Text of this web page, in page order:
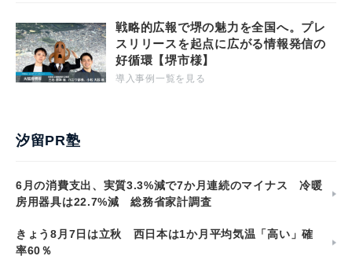
戦略的広報で堺の魅力を全国へ。プレ
スリリースを起点に広がる情報発信の
好循環【堺市様】
導入事例一覧を見る
汐留PR塾
6月の消費支出、実質3.3%減で7か月連続のマイナス 冷暖
房用器具は22.7%減 総務省家計調査
きょう8月7日は立秋 西日本は1か月平均気温「高い」確
率60％